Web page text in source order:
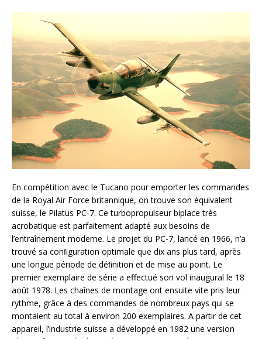
En compétition avec le Tucano pour emporter les commandes
de la Royal Air Force britannique, on trouve son équivalent
suisse, le Pilatus PC-7. Ce turbopropulseur biplace très
acrobatique est parfaitement adapté aux besoins de
l’entraînement moderne. Le projet du PC-7, lancé en 1966, n’a
trouvé sa conﬁguration optimale que dix ans plus tard, après
une longue période de déﬁnition et de mise au point. Le
premier exemplaire de série a effectué son vol inaugural le 18
août 1978. Les chaînes de montage ont ensuite vite pris leur
rythme, grâce à des commandes de nombreux pays qui se
montaient au total à environ 200 exemplaires. A partir de cet
appareil, l’industrie suisse a développé en 1982 une version